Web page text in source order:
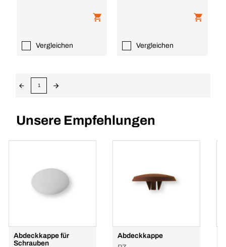
Vergleichen Vergleichen
1
Unsere Empfehlungen
Abdeckkappe für
Schrauben
Abdeckkappe